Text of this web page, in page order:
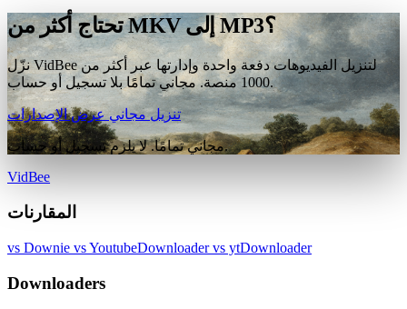
تحتاج أكثر من MKV إلى MP3؟
نزّل VidBee لتنزيل الفيديوهات دفعة واحدة وإدارتها عبر أكثر من
1000 منصة. مجاني تمامًا بلا تسجيل أو حساب.
تنزيل مجانيعرض الإصدارات
مجاني تمامًا. لا يلزم تسجيل أو حساب.
VidBee
المقارنات
vs Downie vs YoutubeDownloadervs ytDownloader
Downloaders